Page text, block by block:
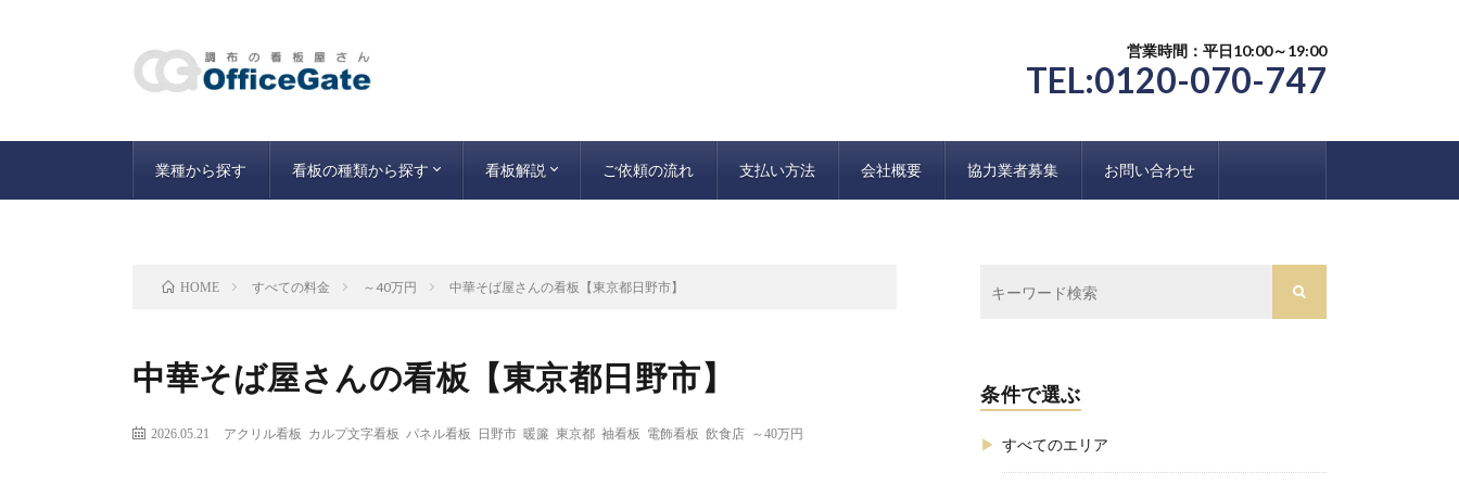
営業時間：平日10:00～19:00
TEL:0120-070-747
業種から探す 看板の種類から探す 看板解説 ご依頼の流れ 支払い方法 会社概要 協力業者募集 お問い合わせ
HOME すべての料金 ～40万円 中華そば屋さんの看板【東京都日野市】
中華そば屋さんの看板【東京都日野市】
2026.05.21 アクリル看板 カルプ文字看板 パネル看板 日野市 暖簾 東京都 袖看板 電飾看板 飲食店 ～40万円
条件で選ぶ
すべてのエリア